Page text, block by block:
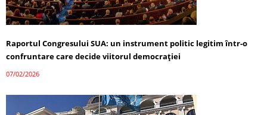
Raportul Congresului SUA: un instrument politic legitim într-o
confruntare care decide viitorul democrației
07/02/2026